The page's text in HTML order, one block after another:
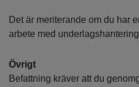
Det är meriterande om du har
arbete med
Övrigt
Befattning kräver att du